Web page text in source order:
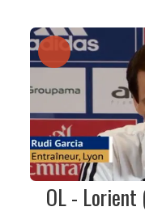
OL - Lorient